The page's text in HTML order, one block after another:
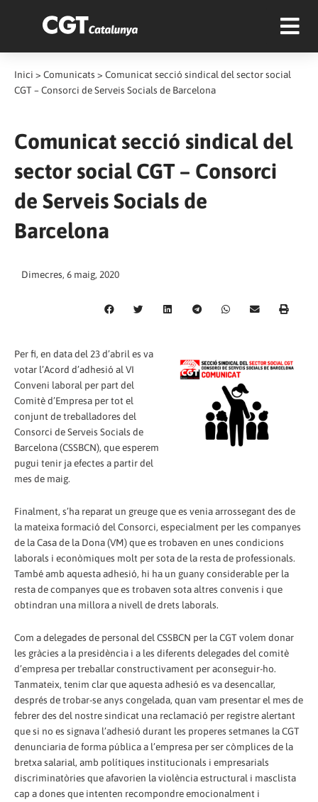
Inici > Comunicats > Comunicat secció sindical del sector social
CGT – Consorci de Serveis Socials de Barcelona
Comunicat secció sindical del
sector social CGT – Consorci
de Serveis Socials de
Barcelona
Dimecres, 6 maig, 2020
Per fi, en data del 23 d’abril es va
votar l’Acord d’adhesió al VI
Conveni laboral per part del
Comitè d’Empresa per tot el
conjunt de treballadores del
Consorci de Serveis Socials de
Barcelona (CSSBCN), que esperem
pugui tenir ja efectes a partir del
mes de maig.
Finalment, s’ha reparat un greuge que es venia arrossegant des de
la mateixa formació del Consorci, especialment per les companyes
de la Casa de la Dona (VM) que es trobaven en unes condicions
laborals i econòmiques molt per sota de la resta de professionals.
També amb aquesta adhesió, hi ha un guany considerable per la
resta de companyes que es trobaven sota altres convenis i que
obtindran una millora a nivell de drets laborals.
Com a delegades de personal del CSSBCN per la CGT volem donar
les gràcies a la presidència i a les diferents delegades del comitè
d’empresa per treballar constructivament per aconseguir-ho.
Tanmateix, tenim clar que aquesta adhesió es va desencallar,
després de trobar-se anys congelada, quan vam presentar el mes de
febrer des del nostre sindicat una reclamació per registre alertant
que si no es signava l’adhesió durant les properes setmanes la CGT
denunciaria de forma pública a l’empresa per ser còmplices de la
bretxa salarial, amb polítiques institucionals i empresarials
discriminatòries que afavorien la violència estructural i masclista
cap a dones que intenten recompondre emocionalment i